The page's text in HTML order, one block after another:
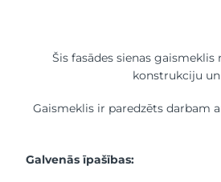
Šis fasādes sienas
konstrukciju
Gaismeklis ir paredzēts darbam
Galvenās īpašības: